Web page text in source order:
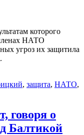
которого
НАТО
угроз их защитила
, защита, НАТО,
говоря о
Балтикой